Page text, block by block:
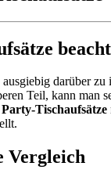
darüber
Teil, kann man
Party-Tischaufsätze
Vergleich